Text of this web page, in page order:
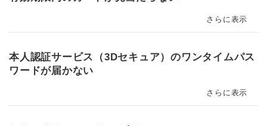
さらに表示
本人認証サービス（3Dセキュア）のワンタイムパス
ワードが届かない
さらに表示